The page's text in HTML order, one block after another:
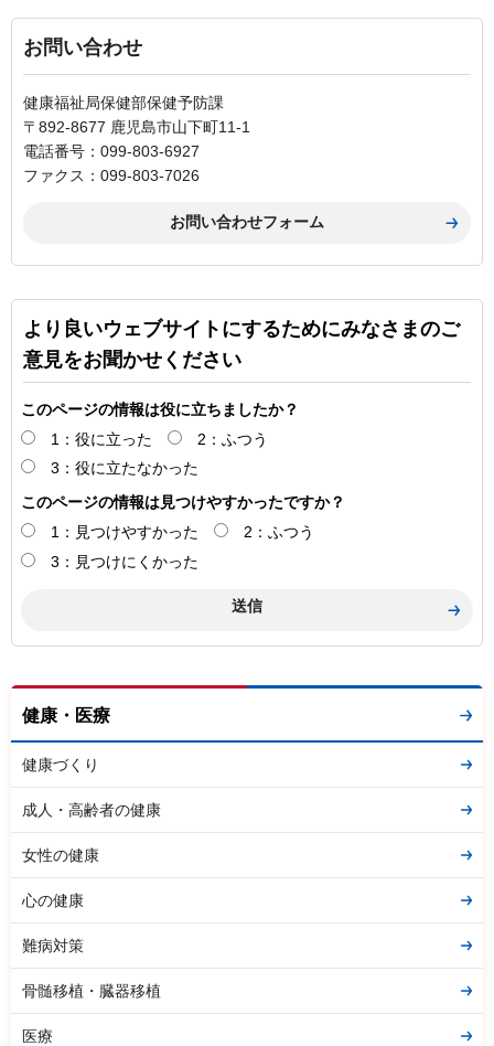
お問い合わせ
健康福祉局保健部保健予防課
〒892-8677 鹿児島市山下町11-1
電話番号：099-803-6927
ファクス：099-803-7026
より良いウェブサイトにするためにみなさまのご
意見をお聞かせください
このページの情報は役に立ちましたか？
1：役に立った
2：ふつう
3：役に立たなかった
このページの情報は見つけやすかったですか？
1：見つけやすかった
2：ふつう
3：見つけにくかった
健康・医療
健康づくり
成人・高齢者の健康
女性の健康
心の健康
難病対策
骨髄移植・臓器移植
医療